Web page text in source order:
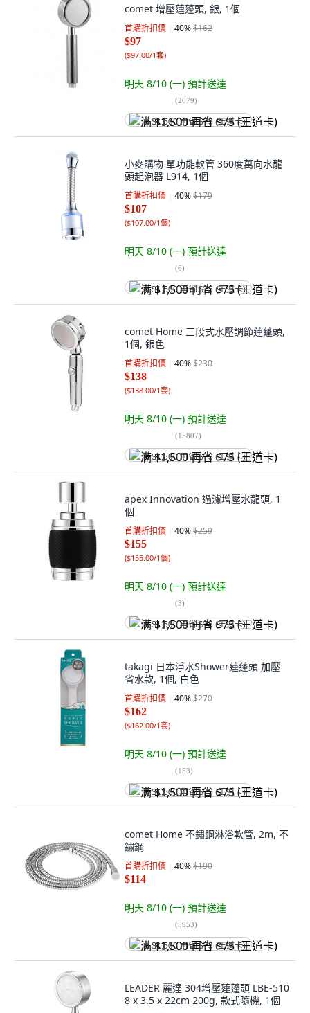
comet 增壓蓮蓬頭, 銀, 1個
首購折扣價 40%$162
$97
($97.00/1套)
明天 8/10 (一) 預計送達
(2079)
满 $1,500 再省 $75 (王道卡)
小麥購物 單功能軟管 360度萬向水龍
頭起泡器 L914, 1個
首購折扣價 40%$179
$107
($107.00/1個)
明天 8/10 (一) 預計送達
(6)
满 $1,500 再省 $75 (王道卡)
comet Home 三段式水壓調節蓮蓬頭,
1個, 銀色
首購折扣價 40%$230
$138
($138.00/1套)
明天 8/10 (一) 預計送達
(15807)
满 $1,500 再省 $75 (王道卡)
apex Innovation 過濾增壓水龍頭, 1
個
首購折扣價 40%$259
$155
($155.00/1個)
明天 8/10 (一) 預計送達
(3)
满 $1,500 再省 $75 (王道卡)
takagi 日本淨水Shower蓮蓬頭 加壓
省水款, 1個, 白色
首購折扣價 40%$270
$162
($162.00/1套)
明天 8/10 (一) 預計送達
(153)
满 $1,500 再省 $75 (王道卡)
comet Home 不鏽鋼淋浴軟管, 2m, 不
鏽鋼
首購折扣價 40%$190
$114
明天 8/10 (一) 預計送達
(5953)
满 $1,500 再省 $75 (王道卡)
LEADER 麗達 304增壓蓮蓬頭 LBE-510
8 x 3.5 x 22cm 200g, 款式隨機, 1個